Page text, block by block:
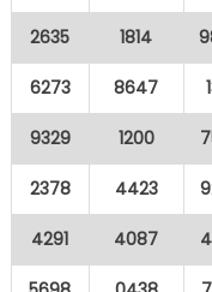
2635 1814
6273 8647
9329 1200
2378 4423
4291 4087